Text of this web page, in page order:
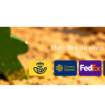
Métodos de envío